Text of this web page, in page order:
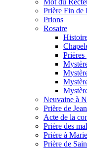
Prière Fin de
Prions
Rosaire
Prières
Neuvaine à
Prière de
Acte de la
Prière des
Prière à Marie
Prière de